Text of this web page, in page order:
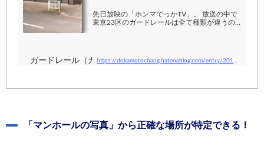
（ガードパイプ） - ...
先日放映の「ホンマでっかTV」。 放送の中で
東京23区のガードレールは全て種類が違うの
質上各地を各回で紹介していく方式をとってい
後半は後日掲載するとして、急遽振り返りの意
ガードレール（ガードパイプ）探訪 https://dokamotochang.hatenablog.com/entry/2019/11/18/SNS投稿の映り込みに注意！_モチーフが特徴的な東
「マンホールの写真」から正確な場所が特定できる！